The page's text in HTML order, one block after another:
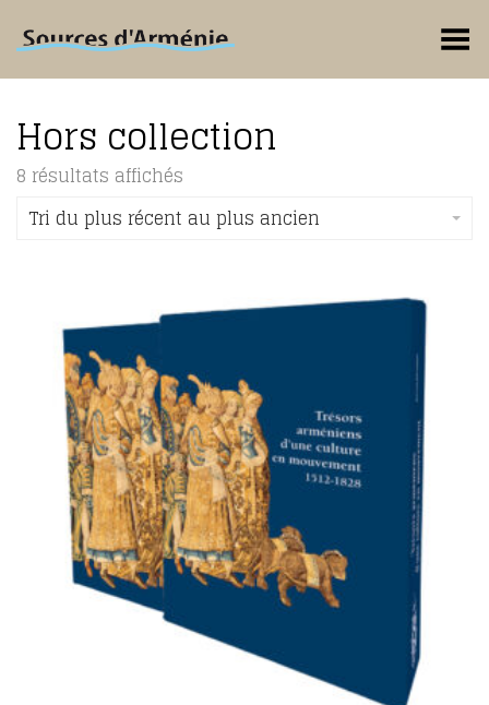
Toggle Menu
Hors collection
8 résultats affichés
plus
récent
Tri du plus récent au plus ancien